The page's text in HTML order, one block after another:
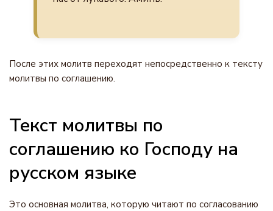
После этих молитв переходят непосредственно к тексту
молитвы по соглашению.
Текст молитвы по
соглашению ко Господу на
русском языке
Это основная молитва, которую читают по согласованию